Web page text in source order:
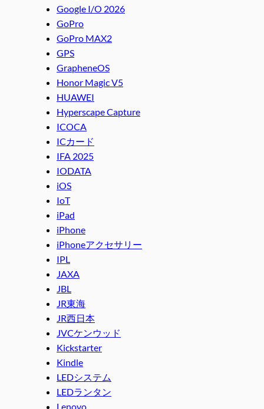
Google I/O 2026
GoPro
GoPro MAX2
GPS
GrapheneOS
Honor Magic V5
HUAWEI
Hyperscape Capture
ICOCA
ICカード
IFA 2025
IODATA
iOS
IoT
iPad
iPhone
iPhoneアクセサリー
IPL
JAXA
JBL
JR東海
JR西日本
JVCケンウッド
Kickstarter
Kindle
LEDシステム
LEDランタン
Lenovo